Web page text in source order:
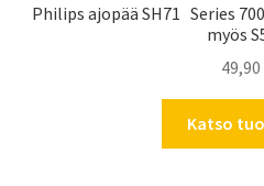
Philips ajopää SH71 Series
myös
49,90
Katso